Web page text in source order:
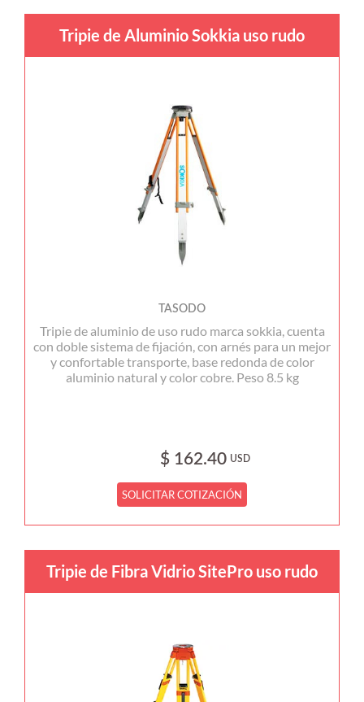
Tripie de Aluminio Sokkia uso rudo
TASODO
Tripie de aluminio de uso rudo marca sokkia, cuenta
con doble sistema de fijación, con arnés para un mejor
y confortable transporte, base redonda de color
aluminio natural y color cobre. Peso 8.5 kg
$ 162.40 USD
SOLICITAR COTIZACIÓN
Tripie de Fibra Vidrio SitePro uso rudo